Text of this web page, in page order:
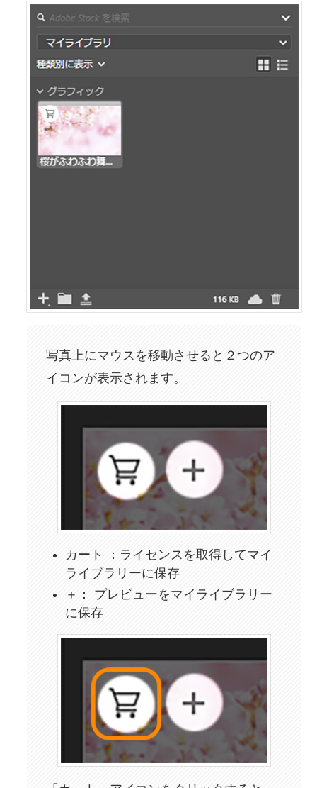
写真上にマウスを移動させると２つのア
イコンが表示されます。
カート ：ライセンスを取得してマイ
ライブラリーに保存
＋： プレビューをマイライブラリー
に保存